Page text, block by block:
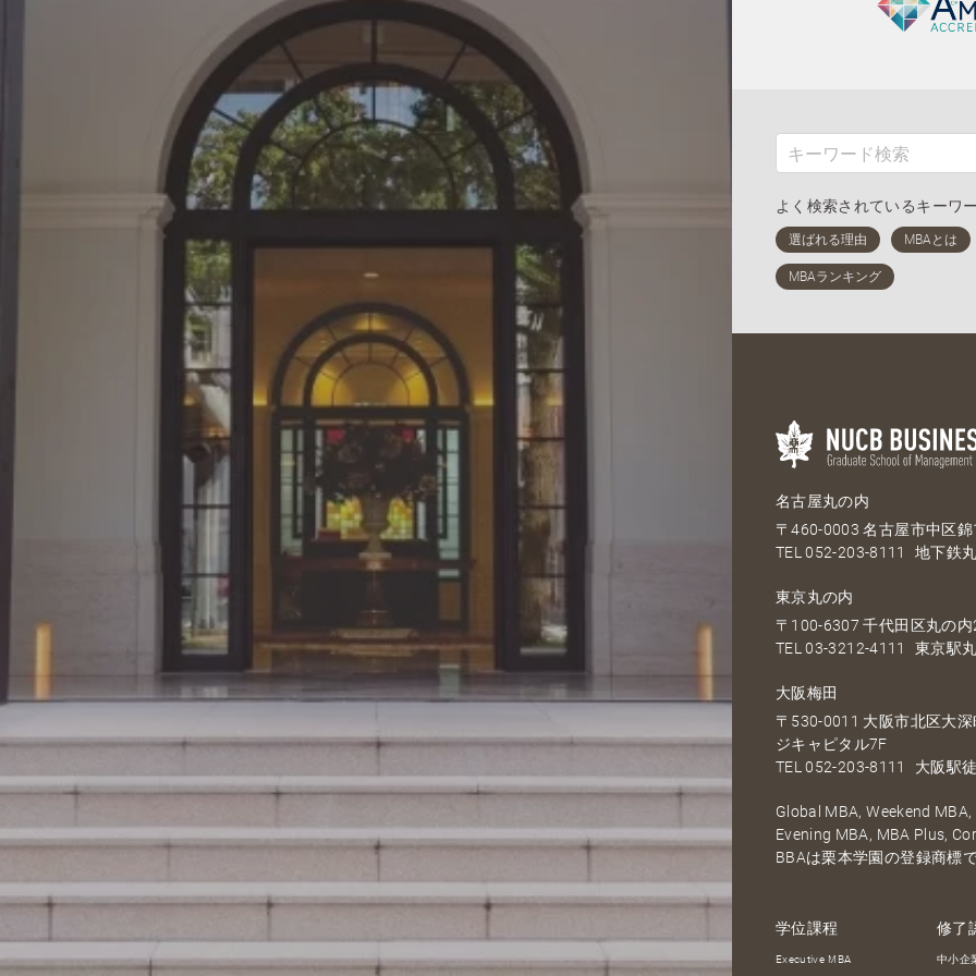
よく検索されているキーワ
名古屋丸の内
〒460-0003 名古屋市中区
TEL052-203-8111 地下鉄
東京丸の内
〒100-6307 千代田区丸の
TEL03-3212-4111 東京駅
大阪梅田
〒530-0011 大阪市北区大
ジキャピタル7F
TEL052-203-8111 大阪駅
Global MBA, Weekend
Evening MBA, MBA Plus,
BBAは栗本学園の登録商標
学位課程
Executive MBA
修了
中小企